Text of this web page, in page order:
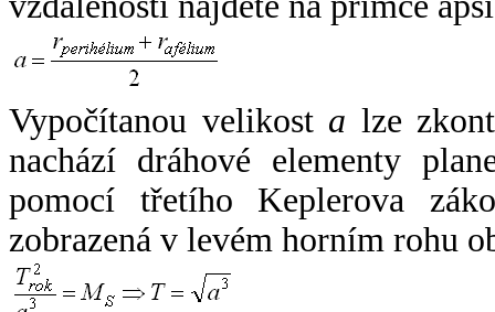
Vypočítanou velikost a lze
nachází dráhové elementy
pomocí třetího Keplerova
zobrazená v levém horním rohu